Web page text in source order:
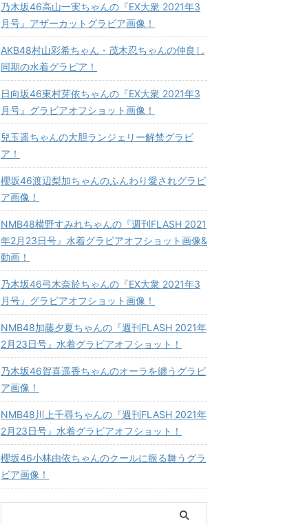
乃木坂46高山一実ちゃんの『EX大衆 2021年3
月号』アザーカットグラビア画像！
AKB48村山彩希ちゃん・茂木忍ちゃんの仲良し
同期の水着グラビア！
日向坂46東村芽依ちゃんの『EX大衆 2021年3
月号』グラビアオフショット画像！
兒玉遥ちゃんの大胆ランジェリー解禁グラビ
ア！
櫻坂46渡辺梨加ちゃんのふんわり愛されグラビ
ア画像！
NMB48横野すみれちゃんの『週刊FLASH 2021
年2月23日号』水着グラビアオフショット画像&
動画！
乃木坂46弓木奈於ちゃんの『EX大衆 2021年3
月号』グラビアオフショット画像！
NMB48加藤夕夏ちゃんの『週刊FLASH 2021年
2月23日号』水着グラビアオフショット！
乃木坂46賀喜遥香ちゃんのオーラを纏うグラビ
ア画像！
NMB48川上千尋ちゃんの『週刊FLASH 2021年
2月23日号』水着グラビアオフショット！
櫻坂46小林由依ちゃんのクールに振る舞うグラ
ビア画像！